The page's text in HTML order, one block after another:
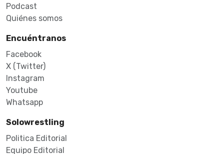
Podcast
Quiénes somos
Encuéntranos
Facebook
X (Twitter)
Instagram
Youtube
Whatsapp
Solowrestling
Politica Editorial
Equipo Editorial